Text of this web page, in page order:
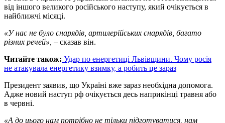
від іншого великого російського наступу, який очікується в
найближчі місяці.
«У нас не було снарядів, артилерійських снарядів, багато
різних речей», – сказав він.
Читайте також: Удар по енергетиці Львівщини. Чому росія
не атакувала енергетику взимку, а робить це зараз
Президент заявив, що Україні вже зараз необхідна допомога.
Адже новий наступ рф очікується десь наприкінці травня або
в червні.
«А до цього нам потрібно не тільки підготуватися, нам